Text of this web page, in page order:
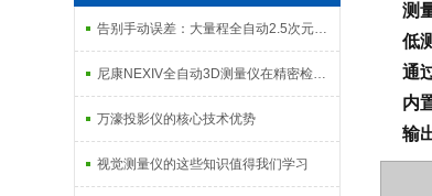
告别手动误差：大量程全自动2.5次元测量机如何实现高效精密质检？
尼康NEXIV全自动3D测量仪在精密检测中的应用
万濠投影仪的核心技术优势
视觉测量仪的这些知识值得我们学习
测
低
通
内
输